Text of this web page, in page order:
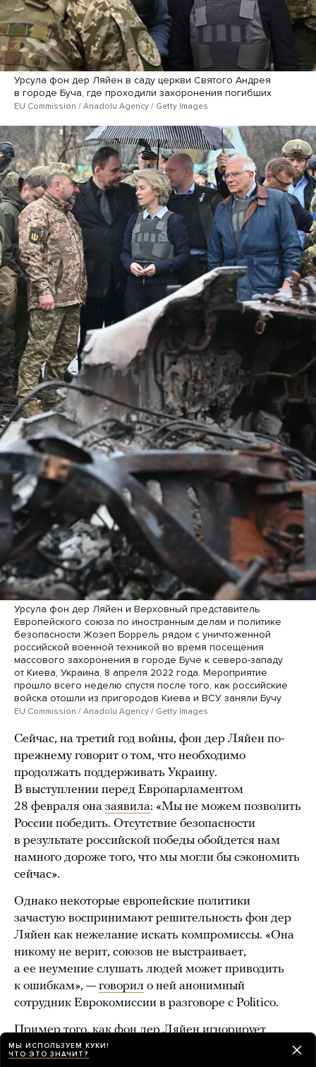
Урсула фон дер Ляйен в саду церкви Святого Андрея
в городе Буча, где проходили захоронения погибших
EU Commission / Anadolu Agency / Getty Images
Урсула фон дер Ляйен и Верховный представитель
Европейского союза по иностранным делам и политике
безопасности Жозеп Боррель рядом с уничтоженной
российской военной техникой во время посещения
массового захоронения в городе Буче к северо-западу
от Киева, Украина, 8 апреля 2022 года. Мероприятие
прошло всего неделю спустя после того, как российские
войска отошли из пригородов Киева и ВСУ заняли Бучу
EU Commission / Anadolu Agency / Getty Images
Сейчас, на третий год войны, фон дер Ляйен по-
прежнему говорит о том, что необходимо
продолжать поддерживать Украину.
В выступлении перед Европарламентом
28 февраля она заявила: «Мы не можем позволить
России победить. Отсутствие безопасности
в результате российской победы обойдется нам
намного дороже того, что мы могли бы сэкономить
сейчас».
Однако некоторые европейские политики
зачастую воспринимают решительность фон дер
Ляйен как нежелание искать компромиссы. «Она
никому не верит, союзов не выстраивает,
а ее неумение слушать людей может приводить
к ошибкам», — говорил о ней анонимный
сотрудник Еврокомиссии в разговоре с Politico.
Пример того, как фон дер Ляйен игнорирует
мнение своих коллег, — ее визит в кибуц
Кфар-Аза
МЫ ИСПОЛЬЗУЕМ КУКИ!
ЧТО ЭТО ЗНАЧИТ?